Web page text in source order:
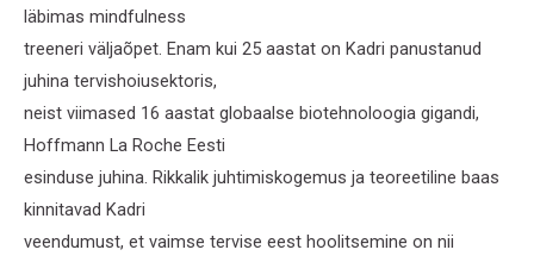
läbimas mindfulness
treeneri väljaõpet. Enam kui 25 aastat on Kadri panustanud
juhina tervishoiusektoris,
neist viimased 16 aastat globaalse biotehnoloogia gigandi,
Hoffmann La Roche Eesti
esinduse juhina. Rikkalik juhtimiskogemus ja teoreetiline baas
kinnitavad Kadri
veendumust, et vaimse tervise eest hoolitsemine on nii